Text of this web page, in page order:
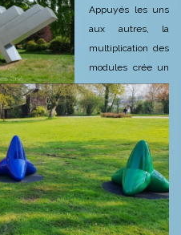
Appuyés les uns
aux autres, la
multiplication des
modules crée un